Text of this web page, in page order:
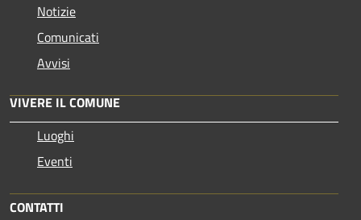
Notizie
Comunicati
Avvisi
VIVERE IL COMUNE
Luoghi
Eventi
CONTATTI